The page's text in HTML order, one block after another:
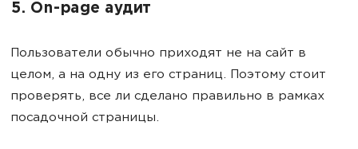
5. On-page аудит
Пользователи обычно приходят не на сайт в
целом, а на одну из его страниц. Поэтому стоит
проверять, все ли сделано правильно в рамках
посадочной страницы.